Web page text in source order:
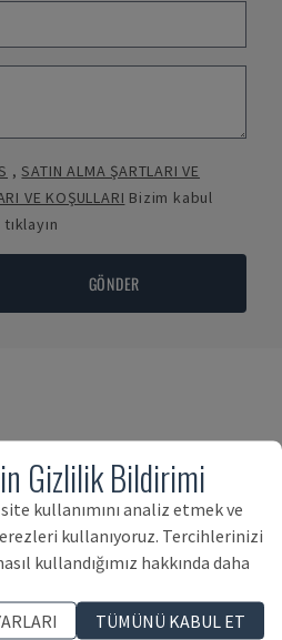
,SATIN ALMA ŞARTLARI VE
VE KOŞULLARI Bizim kabul
GÖNDER
ÖDEME
Gizlilik Bildirimi
kullanımını analiz etmek ve
kullanıyoruz. Tercihlerinizi
kullandığımız hakkında daha
TÜMÜNÜ KABUL ET